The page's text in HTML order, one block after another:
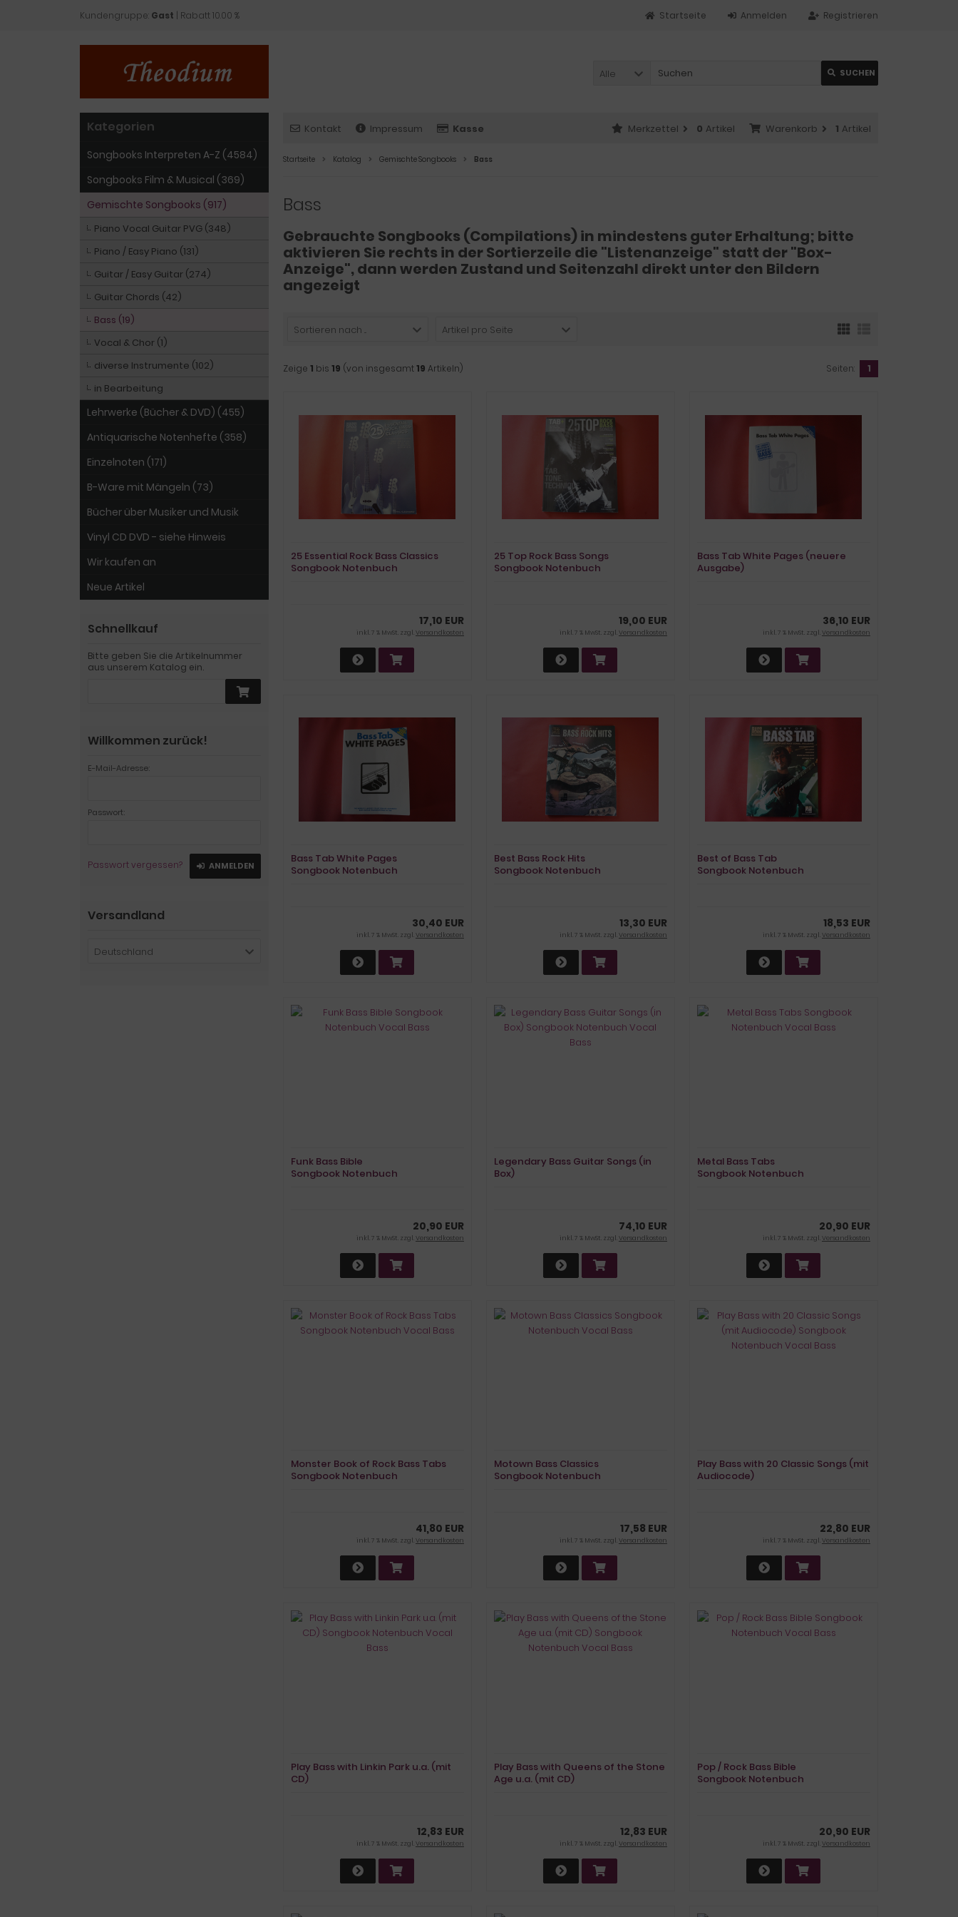
Kundengruppe: Gast | Rabatt 10.00 % Registrieren
Anmelden
Startseite
Alle SUCHEN
Kontakt Impressum Kasse Warenkorb 1 Artikel
Merkzettel 0 Artikel
Startseite Katalog Gemischte Songbooks Bass
Bass
Gebrauchte Songbooks (Compilations) in mindestens guter Erhaltung; bitte
aktivieren Sie rechts in der Sortierzeile die "Listenanzeige" statt der "Box-
Anzeige", dann werden Zustand und Seitenzahl direkt unter den Bildern
angezeigt
Sortieren nach ... Artikel pro Seite
Zeige 1 bis 19 (von insgesamt19 Artikeln) Seiten: 1
25 Essential Rock Bass Classics
Songbook Notenbuch
17,10 EUR
inkl. 7 % MwSt. zzgl.Versandkosten
25 Top Rock Bass Songs
Songbook Notenbuch
19,00 EUR
inkl. 7 % MwSt. zzgl.Versandkosten
Bass Tab White Pages (neuere
Ausgabe)
36,10 EUR
inkl. 7 % MwSt. zzgl.Versandkosten
Bass Tab White Pages
Songbook Notenbuch
30,40 EUR
inkl. 7 % MwSt. zzgl.Versandkosten
Best Bass Rock Hits
Songbook Notenbuch
13,30 EUR
inkl. 7 % MwSt. zzgl.Versandkosten
Best of Bass Tab
Songbook Notenbuch
18,53 EUR
inkl. 7 % MwSt. zzgl.Versandkosten
Funk Bass Bible
Songbook Notenbuch
20,90 EUR
inkl. 7 % MwSt. zzgl.Versandkosten
Legendary Bass Guitar Songs (in
Box)
74,10 EUR
inkl. 7 % MwSt. zzgl.Versandkosten
Metal Bass Tabs
Songbook Notenbuch
20,90 EUR
inkl. 7 % MwSt. zzgl.Versandkosten
Monster Book of Rock Bass Tabs
Songbook Notenbuch
41,80 EUR
inkl. 7 % MwSt. zzgl.Versandkosten
Motown Bass Classics
Songbook Notenbuch
17,58 EUR
inkl. 7 % MwSt. zzgl.Versandkosten
Play Bass with 20 Classic Songs (mit
Audiocode)
22,80 EUR
inkl. 7 % MwSt. zzgl.Versandkosten
Play Bass with Linkin Park u.a. (mit
CD)
12,83 EUR
inkl. 7 % MwSt. zzgl.Versandkosten
Play Bass with Queens of the Stone
Age u.a. (mit CD)
12,83 EUR
inkl. 7 % MwSt. zzgl.Versandkosten
Pop / Rock Bass Bible
Songbook Notenbuch
20,90 EUR
inkl. 7 % MwSt. zzgl.Versandkosten
Kategorien
Songbooks Interpreten A-Z (4584)
Songbooks Film & Musical (369)
Gemischte Songbooks (917)
Piano Vocal Guitar PVG (348)
Piano / Easy Piano (131)
Guitar / Easy Guitar (274)
Guitar Chords (42)
Bass (19)
Vocal & Chor (1)
diverse Instrumente (102)
in Bearbeitung
Lehrwerke (Bücher & DVD) (455)
Antiquarische Notenhefte (358)
Einzelnoten (171)
B-Ware mit Mängeln (73)
Bücher über Musiker und Musik
Vinyl CD DVD - siehe Hinweis
Wir kaufen an
Neue Artikel
Schnellkauf
Bitte geben Sie die Artikelnummer
aus unserem Katalog ein.
Willkommen zurück!
E-Mail-Adresse:
Passwort:
Passwort vergessen? ANMELDEN
Versandland
Deutschland